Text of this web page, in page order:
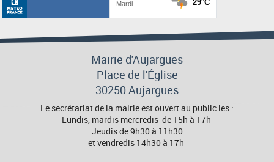
Mairie d'Aujargues
Place de l'Église
30250 Aujargues
Le secrétariat de la mairie est ouvert au public les :
Lundis, mardis mercredis de 15h à 17h
Jeudis de 9h30 à 11h30
et vendredis 14h30 à 17h